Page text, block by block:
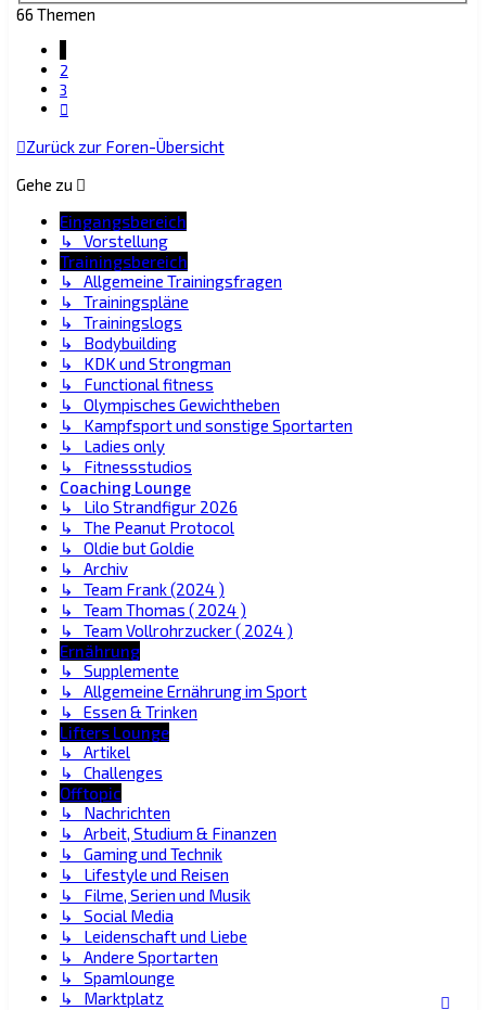
66 Themen
2
3
Zurück zur Foren-Übersicht
Gehe zu
Eingangsbereich
↳ Vorstellung
Trainingsbereich
↳ Allgemeine Trainingsfragen
↳ Trainingspläne
↳ Trainingslogs
↳ Bodybuilding
↳ KDK und Strongman
↳ Functional fitness
↳ Olympisches Gewichtheben
↳ Kampfsport und sonstige Sportarten
↳ Ladies only
↳ Fitnessstudios
Coaching Lounge
↳ Lilo Strandfigur 2026
↳ The Peanut Protocol
↳ Oldie but Goldie
↳ Archiv
↳ Team Frank (2024 )
↳ Team Thomas ( 2024 )
↳ Team Vollrohrzucker ( 2024 )
Ernährung
↳ Supplemente
↳ Allgemeine Ernährung im Sport
↳ Essen & Trinken
Lifters Lounge
↳ Artikel
↳ Challenges
Offtopic
↳ Nachrichten
↳ Arbeit, Studium & Finanzen
↳ Gaming und Technik
↳ Lifestyle und Reisen
↳ Filme, Serien und Musik
↳ Social Media
↳ Leidenschaft und Liebe
↳ Andere Sportarten
↳ Spamlounge
↳ Marktplatz